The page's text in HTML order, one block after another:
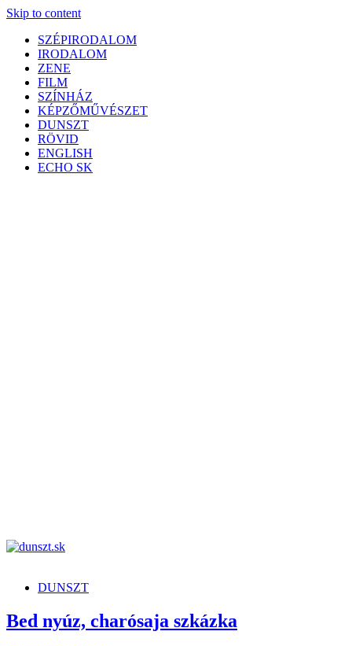
Skip to content
SZÉPIRODALOM
IRODALOM
ZENE
FILM
SZÍNHÁZ
KÉPZŐMŰVÉSZET
DUNSZT
RÖVID
ENGLISH
ECHO SK
DUNSZT
Bed nyúz, charósaja szkázka